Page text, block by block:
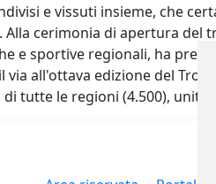
e vissuti insieme, che
cerimonia di apertura del
e sportive regionali, ha preso
all'ottava edizione del
tutte le regioni (4.500), uniti